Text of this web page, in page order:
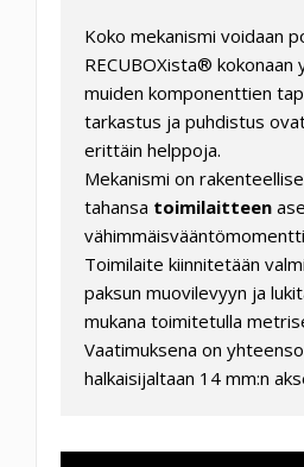
Koko mekanismi voidaan
RECUBOXista® kokonaan
muiden komponenttien
tarkastus ja puhdistus
erittäin helppoja.
Mekanismi on
tahansa toimilaitteen
Toimilaite kiinnitetään
paksun muovilevyyn ja
mukana toimitetulla
Vaatimuksena on
halkaisijaltaan 14 mm:n